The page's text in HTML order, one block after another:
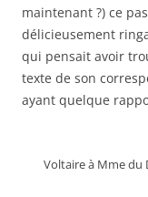
maintenant ?) ce
délicieusement
qui pensait avoir
texte de son
ayant quelque
Voltaire à Mme du